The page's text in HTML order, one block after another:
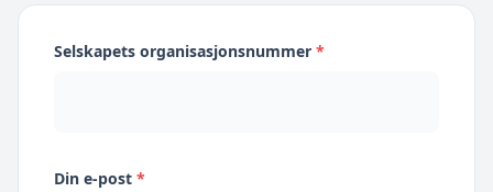
Selskapets organisasjonsnummer *
Din e-post *